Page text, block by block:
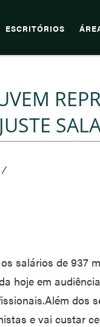
ESCRITÓRIOS
/
salários de 937
hoje em
dos
e vai custar